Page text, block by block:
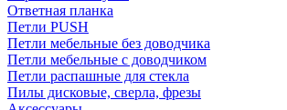
Ответная планка
Петли PUSH
Петли мебельные без доводчика
Петли мебельные с доводчиком
Петли распашные для стекла
Пилы дисковые, сверла, фрезы